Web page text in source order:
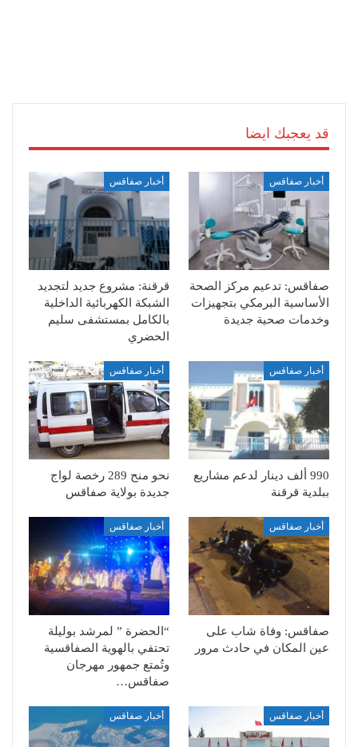
قد يعجبك ايضا
أخبار صفاقس
صفاقس: تدعيم مركز الصحة
الأساسية البرمكي بتجهيزات
وخدمات صحية جديدة
أخبار صفاقس
قرقنة: مشروع جديد لتجديد
الشبكة الكهربائية الداخلية
بالكامل بمستشفى سليم
الحضري
أخبار صفاقس
990 ألف دينار لدعم مشاريع
ببلدية قرقنة
أخبار صفاقس
نحو منح 289 رخصة لواج
جديدة بولاية صفاقس
أخبار صفاقس
صفاقس: وفاة شاب على
عين المكان في حادث مرور
أخبار صفاقس
“الحضرة ” لمرشد بوليلة
تحتفي بالهوية الصفاقسية
وتُمتع جمهور مهرجان
صفاقس…
أخبار صفاقس أخبار صفاقس